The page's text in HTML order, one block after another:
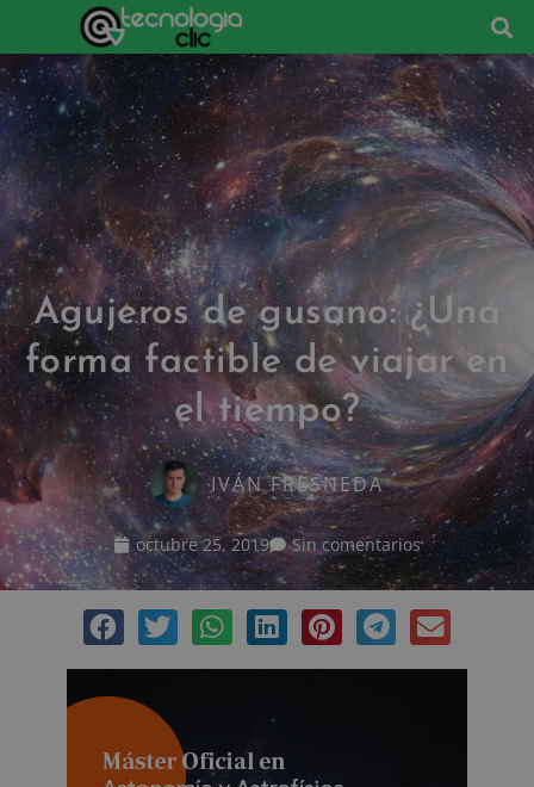
Agujeros de gusano: ¿Una
forma factible de viajar en
el tiempo?
IVÁN FRESNEDA
octubre 25, 2019 Sin comentarios